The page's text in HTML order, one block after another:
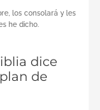
los consolará y les
he dicho.
dice
de